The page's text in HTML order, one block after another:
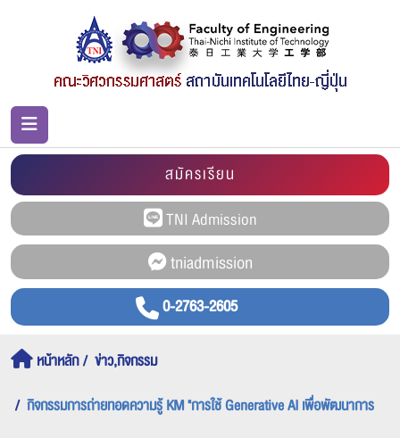
0-2763-2605
สมัครเรียน
หน้าหลัก
ข่าว,กิจกรรม
กิจกรรมการถ่ายทอดความรู้ KM "การใช้ Generative AI เพื่อพัฒนาการ